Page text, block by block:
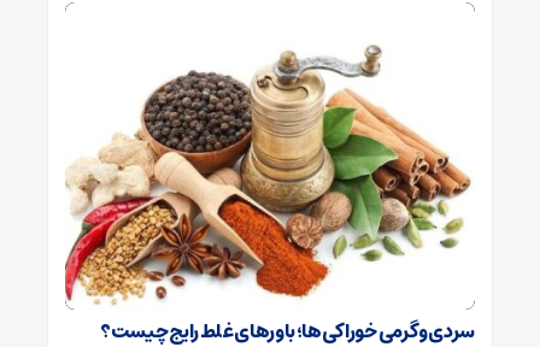
سردی و گرمی خوراکی‌ها؛ باورهای غلط رایج چیست؟